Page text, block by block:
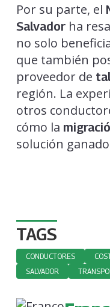
Por su parte, el
Salvadorha
no solo
que también
proveedor de
región. La
otros
cómo la
solución
TAGS
CONDUCTORES
SALVADOR